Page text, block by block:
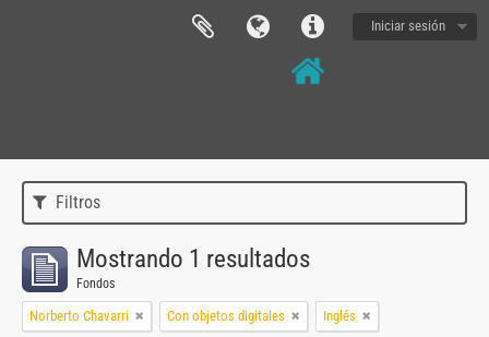
Iniciar sesión
Filtros
Mostrando 1 resultados
Fondos
Norberto Chavarri Con objetos digitales Inglés